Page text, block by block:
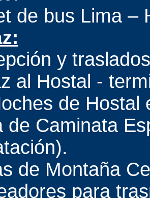
de bus Lima –
y
al Hostal -
de Hostal
de Caminata
de Montaña
para